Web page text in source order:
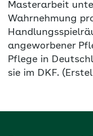
Masterarbeit
Wahrnehmung
angeworbener
Pflege in
sie im DKF.